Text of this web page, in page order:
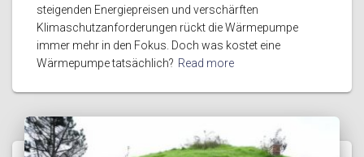
steigenden Energiepreisen und verschärften
Klimaschutzanforderungen rückt die Wärmepumpe
immer mehr in den Fokus. Doch was kostet eine
Wärmepumpe tatsächlich? Read more